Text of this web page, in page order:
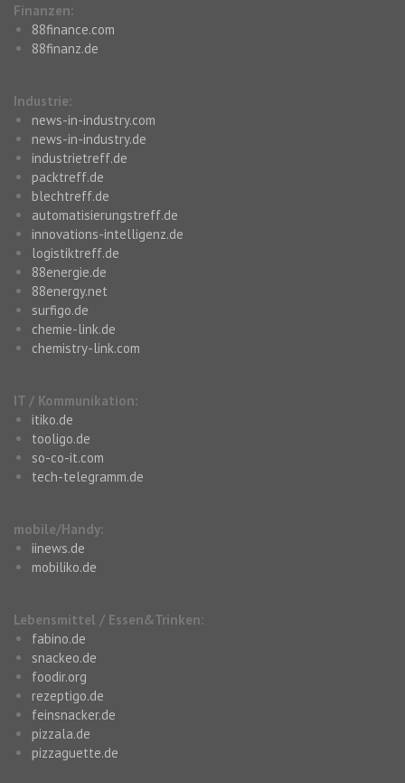
Finanzen:
88finance.com
88finanz.de
Industrie:
news-in-industry.com
news-in-industry.de
industrietreff.de
packtreff.de
blechtreff.de
automatisierungstreff.de
innovations-intelligenz.de
logistiktreff.de
88energie.de
88energy.net
surfigo.de
chemie-link.de
chemistry-link.com
IT / Kommunikation:
itiko.de
tooligo.de
so-co-it.com
tech-telegramm.de
mobile/Handy:
iinews.de
mobiliko.de
Lebensmittel / Essen&Trinken:
fabino.de
snackeo.de
foodir.org
rezeptigo.de
feinsnacker.de
pizzala.de
pizzaguette.de